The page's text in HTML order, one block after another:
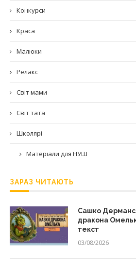
Конкурси
Краса
Малюки
Релакс
Світ мами
Світ тата
Школярі
Матеріали для НУШ
ЗАРАЗ ЧИТАЮТЬ
Сашко
дракона
текст
03/08/2026